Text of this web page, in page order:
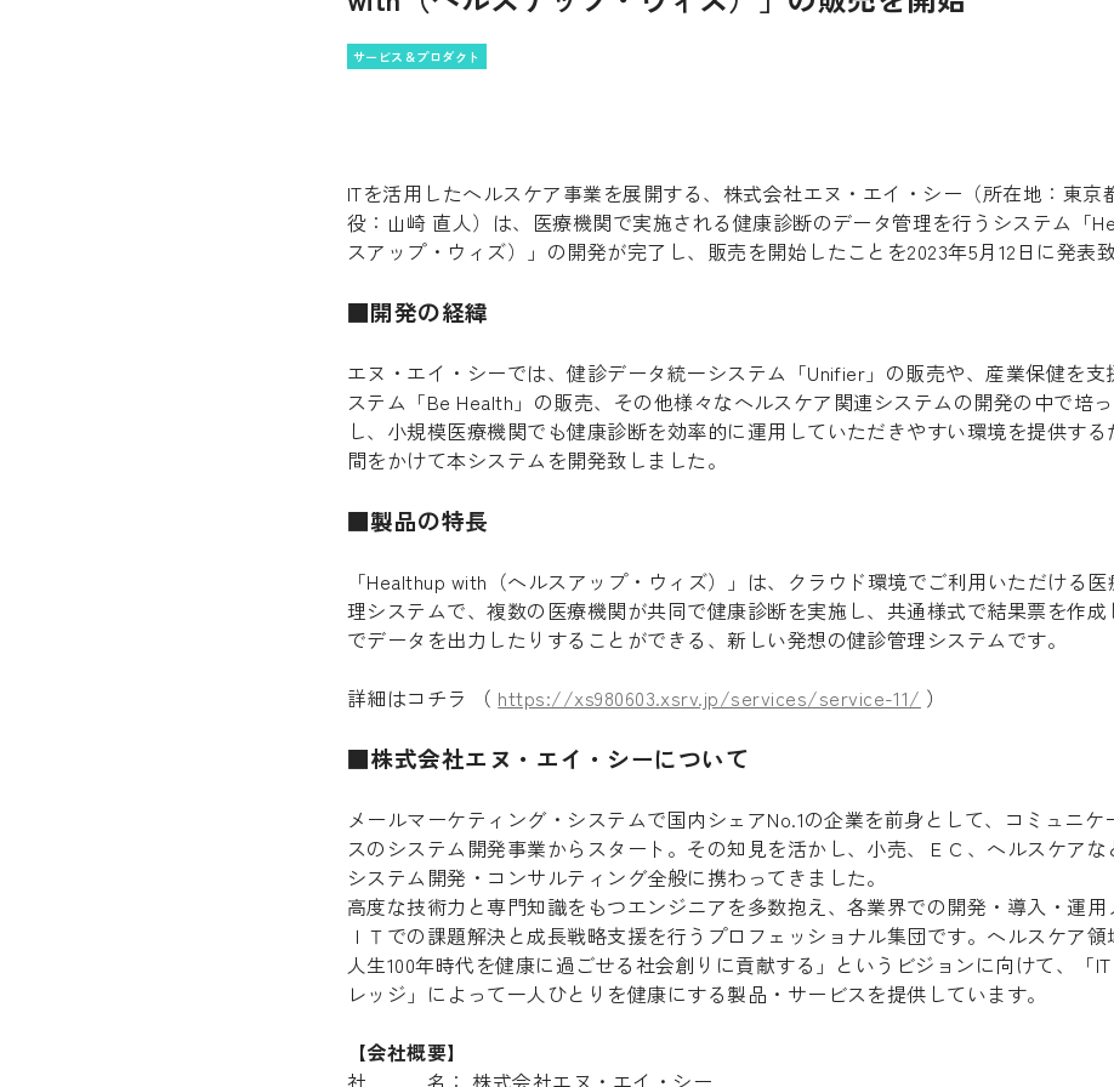
サービス＆プロダクト
ITを活用したヘルスケア事業を展開する、株式会社エヌ・エイ・シー（所在地：東京
役：山崎 直人）は、医療機関で実施される健康診断のデータ管理を行うシステム「
スアップ・ウィズ）」の開発が完了し、販売を開始したことを2023年5月12日に発表致
■開発の経緯
エヌ・エイ・シーでは、健診データ統一システム「Unifier」の販売や、産業保健を支
ステム「Be Health」の販売、その他様々なヘルスケア関連システムの開発の中で培
し、小規模医療機関でも健康診断を効率的に運用していただきやすい環境を提供する
間をかけて本システムを開発致しました。
■製品の特長
「Healthup with（ヘルスアップ・ウィズ）」は、クラウド環境でご利用いただける
理システムで、複数の医療機関が共同で健康診断を実施し、共通様式で結果票を作
でデータを出力したりすることができる、新しい発想の健診管理システムです。
詳細はコチラ （ https://xs980603.xsrv.jp/services/service-11/ ）
■株式会社エヌ・エイ・シーについて
メールマーケティング・システムで国内シェアNo.1の企業を前身として、コミュニ
スのシステム開発事業からスタート。その知見を活かし、小売、ＥＣ、ヘルスケアな
システム開発・コンサルティング全般に携わってきました。
高度な技術力と専門知識をもつエンジニアを多数抱え、各業界での開発・導入・運用
ＩＴでの課題解決と成長戦略支援を行うプロフェッショナル集団です。ヘルスケア
人生100年時代を健康に過ごせる社会創りに貢献する」というビジョンに向けて、「
レッジ」によって一人ひとりを健康にする製品・サービスを提供しています。
【会社概要】
社 名： 株式会社エヌ・エイ・シー